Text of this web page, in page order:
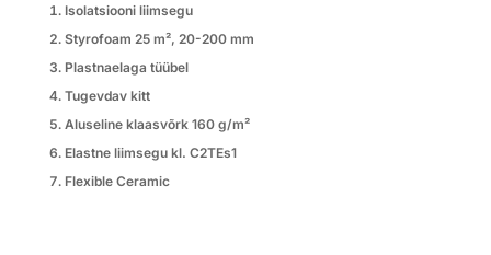
Isolatsiooni liimsegu
Styrofoam 25 m², 20-200 mm
Plastnaelaga tüübel
Tugevdav kitt
Aluseline klaasvõrk 160 g/m²
Elastne liimsegu kl. C2TEs1
Flexible Ceramic